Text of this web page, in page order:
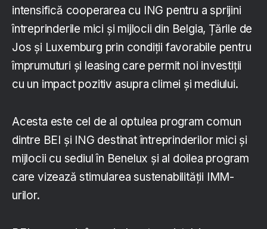
intensifică cooperarea cu ING pentru a sprijini
întreprinderile mici și mijlocii din Belgia, Țările de
Jos și Luxemburg prin condiții favorabile pentru
împrumuturi și leasing care permit noi investiții
cu un impact pozitiv asupra climei și mediului.
Acesta este cel de al optulea program comun
dintre BEI și ING destinat întreprinderilor mici și
mijlocii cu sediul în Benelux și al doilea program
care vizează stimularea sustenabilității IMM-
urilor.